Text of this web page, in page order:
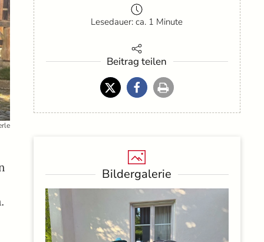
Lesedauer: ca. 1 Minute
Beitrag teilen
Bildergalerie